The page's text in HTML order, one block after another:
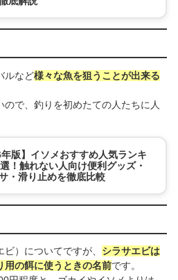
ルなど様々な魚を狙うことが出来る
で、釣りを初めたての人たちに人
年版】イソメおすすめ人気ランキ
！触れない人向け便利グッズ・
・滑り止めを徹底比較
）についてですが、 シラサエビは
用の餌に使うときの名前です。